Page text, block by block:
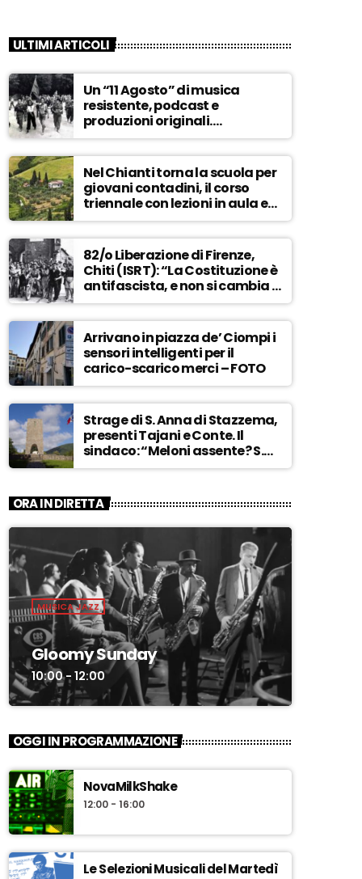
ULTIMI ARTICOLI
Un “11 Agosto” di musica
resistente, podcast e
produzioni originali.
Novaradio festeggia in onda
la Liberazione di Firenze
Nel Chianti torna la scuola per
giovani contadini, il corso
triennale con lezioni in aula e
tra i campi – ASCOLTA
82/o Liberazione di Firenze,
Chiti (ISRT): “La Costituzione è
antifascista, e non si cambia a
maggioranza” – ASCOLTA
Arrivano in piazza de’ Ciompi i
sensori intelligenti per il
carico-scarico merci – FOTO
Strage di S. Anna di Stazzema,
presenti Tajani e Conte. Il
sindaco: “Meloni assente? S.
Anna aperta tutto l’anno…” –
ORA IN DIRETTA
MUSICA JAZZ
Gloomy Sunday
10:00 - 12:00
OGGI IN PROGRAMMAZIONE
NovaMilkShake
12:00 - 16:00
Le Selezioni Musicali del Martedì